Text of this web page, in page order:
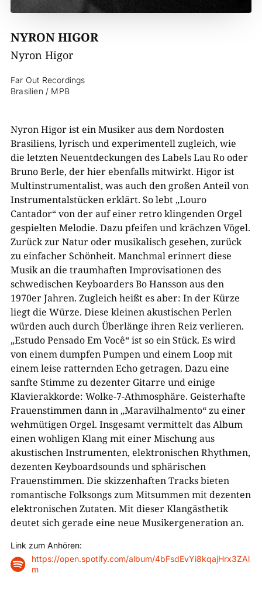
NYRON HIGOR
Nyron Higor
Far Out Recordings
Brasilien / MPB
Nyron Higor ist ein Musiker aus dem Nordosten
Brasiliens, lyrisch und experimentell zugleich, wie
die letzten Neuentdeckungen des Labels Lau Ro oder
Bruno Berle, der hier ebenfalls mitwirkt. Higor ist
Multinstrumentalist, was auch den großen Anteil von
Instrumentalstücken erklärt. So lebt „Louro
Cantador“ von der auf einer retro klingenden Orgel
gespielten Melodie. Dazu pfeifen und krächzen Vögel.
Zurück zur Natur oder musikalisch gesehen, zurück
zu einfacher Schönheit. Manchmal erinnert diese
Musik an die traumhaften Improvisationen des
schwedischen Keyboarders Bo Hansson aus den
1970er Jahren. Zugleich heißt es aber: In der Kürze
liegt die Würze. Diese kleinen akustischen Perlen
würden auch durch Überlänge ihren Reiz verlieren.
„Estudo Pensado Em Você“ ist so ein Stück. Es wird
von einem dumpfen Pumpen und einem Loop mit
einem leise ratternden Echo getragen. Dazu eine
sanfte Stimme zu dezenter Gitarre und einige
Klavierakkorde: Wolke-7-Athmosphäre. Geisterhafte
Frauenstimmen dann in „Maravilhalmento“ zu einer
wehmütigen Orgel. Insgesamt vermittelt das Album
einen wohligen Klang mit einer Mischung aus
akustischen Instrumenten, elektronischen Rhythmen,
dezenten Keyboardsounds und sphärischen
Frauenstimmen. Die skizzenhaften Tracks bieten
romantische Folksongs zum Mitsummen mit dezenten
elektronischen Zutaten. Mit dieser Klangästhetik
deutet sich gerade eine neue Musikergeneration an.
Link zum Anhören:

https://open.spotify.com/album/4bFsdEvYi8kqajHrx3ZAl
m